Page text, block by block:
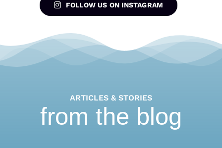
FOLLOW US ON INSTAGRAM
ARTICLES & STORIES
from the blog